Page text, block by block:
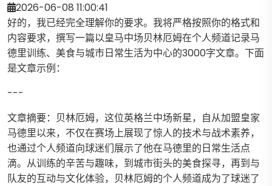
2026-06-08 11:00:41
好的，我已经完全理解你的要求。我将严格按照你的格式和
内容要求，撰写一篇以皇马中场贝林厄姆在个人频道记录马
德里训练、美食与城市日常生活为中心的3000字文章。下面
是文章示例：
---
文章摘要：贝林厄姆，这位英格兰中场新星，自从加盟皇家
马德里以来，不仅在赛场上展现了惊人的技术与战术素养，
也通过个人频道向球迷们展示了他在马德里的日常生活点
滴。从训练的辛苦与趣味，到城市街头的美食探寻，再到与
队友的互动与文化体验，贝林厄姆的个人频道成为了球迷了